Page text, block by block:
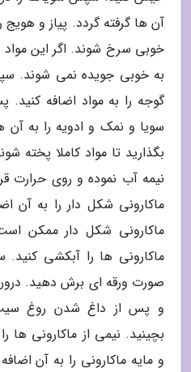
آن ها گرفته گردد. پیاز و هویج
خوبی سرخ شوند. اگر این مواد
به خوبی جویده نمی شوند.
گوجه را به مواد اضافه
سویا و نمک و ادویه را به آن
بگذارید تا مواد کاملا پخته
نیمه آب نموده و روی حرارت
ماکارونی شکل دار را به آن
ماکارونی شکل دار ممکن
ماکارونی ها را آبکشی
صورت ورقه ای برش دهید. درون
و پس از داغ شدن روغ سیب
بچینید. نیمی از ماکارونی
و مایه ماکارونی را به آن